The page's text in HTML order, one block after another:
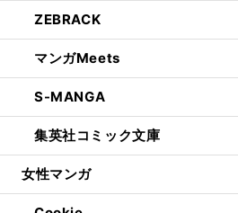
ZEBRACK
マンガMeets
S-MANGA
集英社コミック文庫
女性マンガ